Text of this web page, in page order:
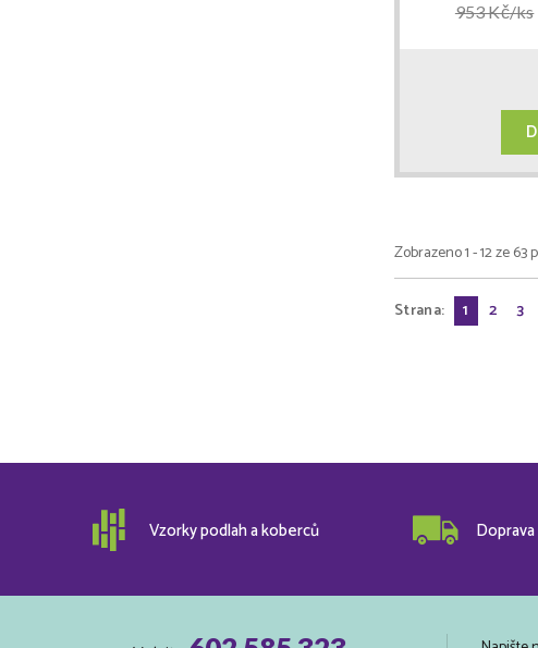
953 Kč/ks
Zobrazeno 1 - 12 ze 63
Strana: 1 2 3
Vzorky podlah a koberců